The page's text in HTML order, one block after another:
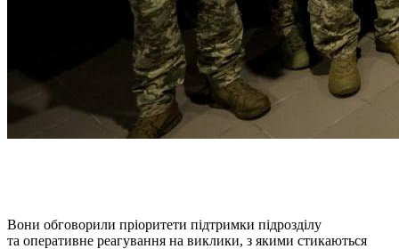
Вони обговорили пріоритети підтримки підрозділу
та оперативне реагування на виклики, з якими стикаються